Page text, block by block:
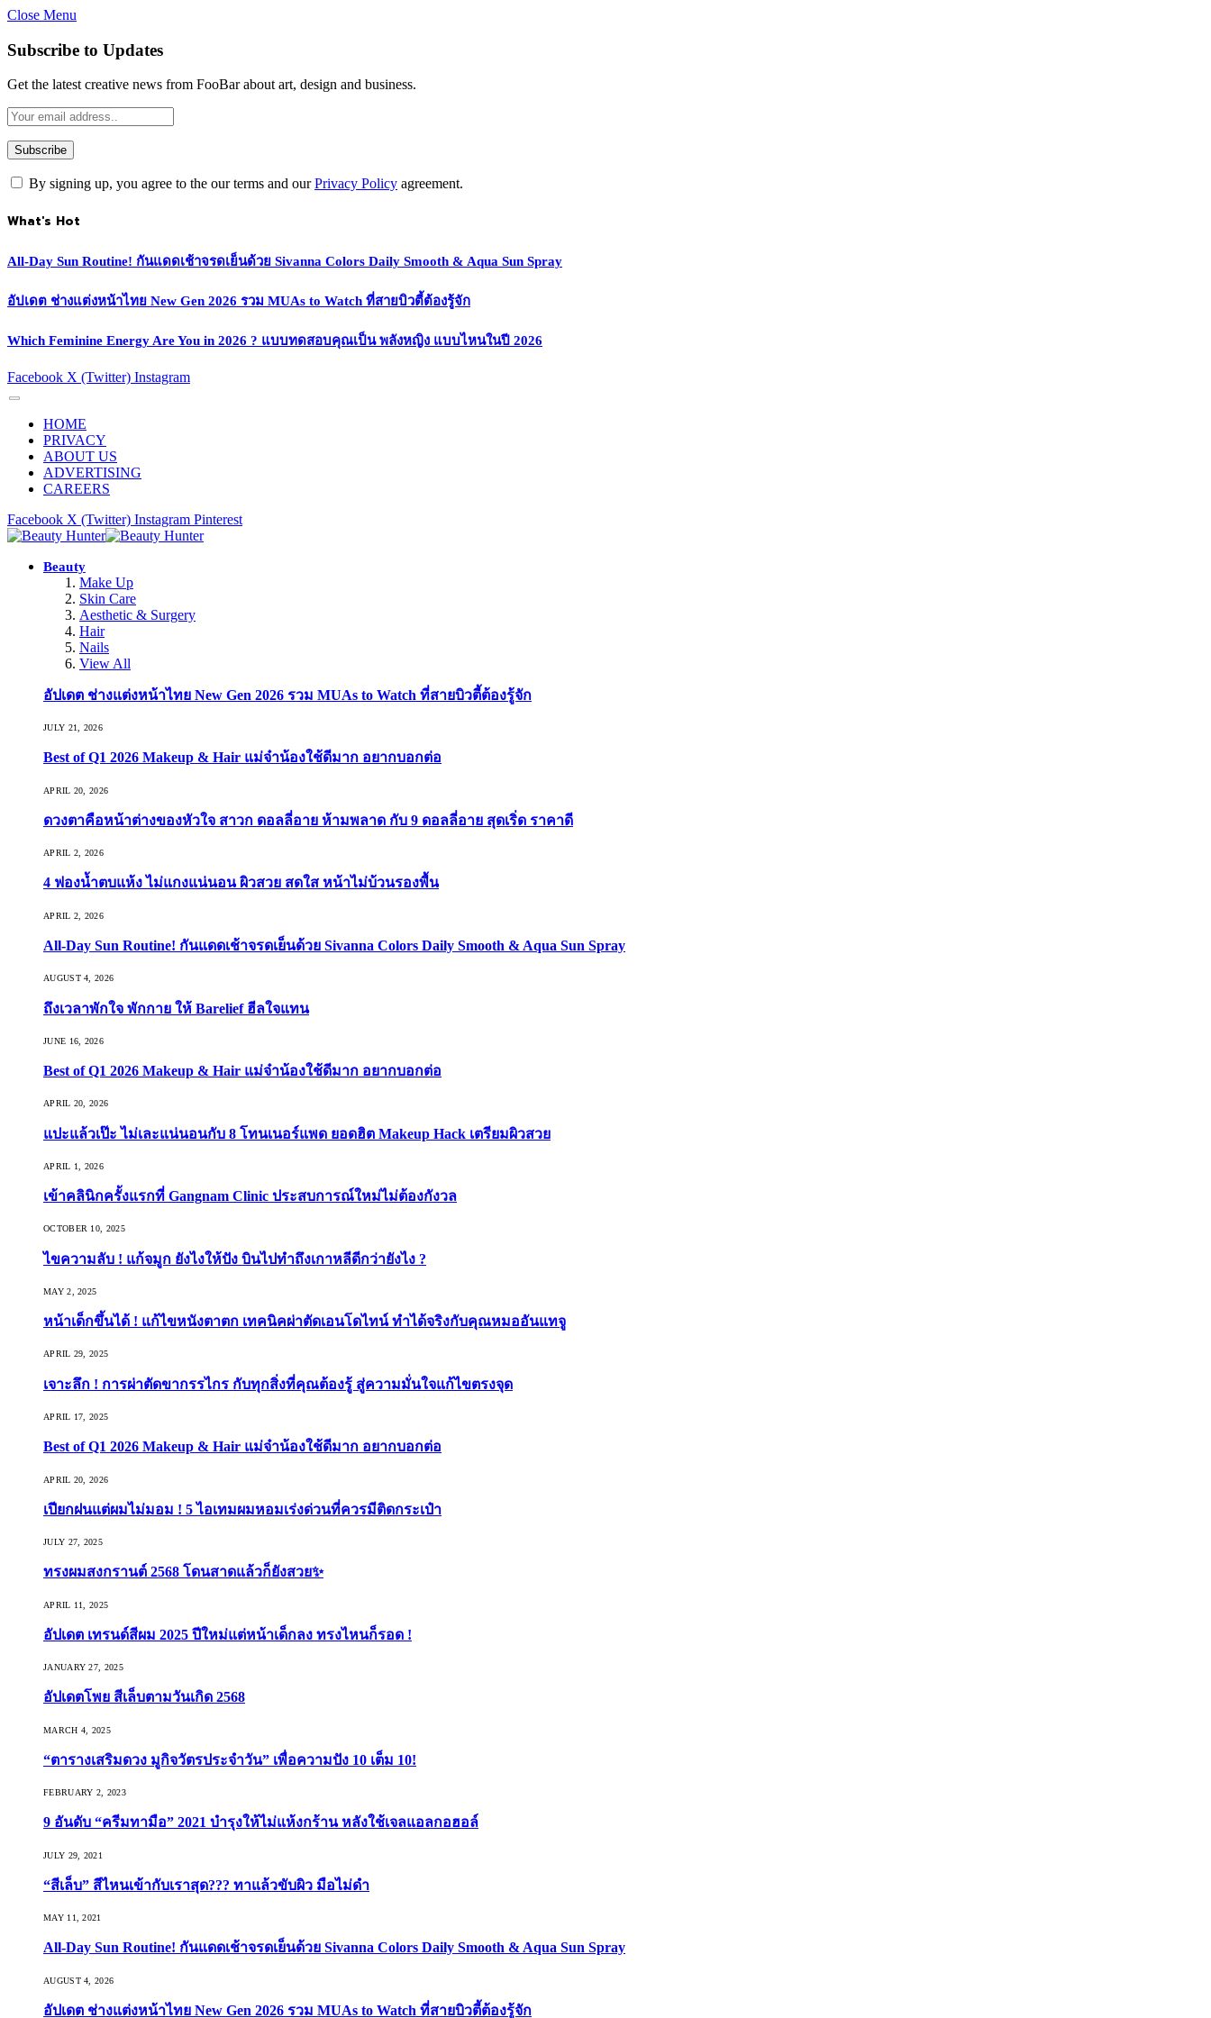
Close Menu
Subscribe to Updates
Get the latest creative news from FooBar about art, design and business.
By signing up, you agree to the our terms and ourPrivacy Policy agreement.
What's Hot
All-Day Sun Routine! กันแดดเช้าจรดเย็นด้วย Sivanna Colors Daily Smooth & Aqua Sun Spray
อัปเดต ช่างแต่งหน้าไทย New Gen 2026 รวม MUAs to Watch ที่สายบิวตี้ต้องรู้จัก
Which Feminine Energy Are You in 2026 ? แบบทดสอบคุณเป็น พลังหญิง แบบไหนในปี 2026
Facebook X (Twitter) Instagram
HOME
PRIVACY
ABOUT US
ADVERTISING
CAREERS
Facebook X (Twitter) Instagram Pinterest
Beauty
Make Up
Skin Care
Aesthetic & Surgery
Hair
Nails
View All
อัปเดต ช่างแต่งหน้าไทย New Gen 2026 รวม MUAs to Watch ที่สายบิวตี้ต้องรู้จัก
JULY 21, 2026
Best of Q1 2026 Makeup & Hair แม่จ๋าน้องใช้ดีมาก อยากบอกต่อ
APRIL 20, 2026
ดวงตาคือหน้าต่างของหัวใจ สาวก ดอลลี่อาย ห้ามพลาด กับ 9 ดอลลี่อาย สุดเริ่ด ราคาดี
APRIL 2, 2026
4 ฟองน้ำตบแห้ง ไม่แกงแน่นอน ผิวสวย สดใส หน้าไม่บ้วนรองพื้น
APRIL 2, 2026
All-Day Sun Routine! กันแดดเช้าจรดเย็นด้วย Sivanna Colors Daily Smooth & Aqua Sun Spray
AUGUST 4, 2026
ถึงเวลาพักใจ พักกาย ให้ Barelief ฮีลใจแทน
JUNE 16, 2026
Best of Q1 2026 Makeup & Hair แม่จ๋าน้องใช้ดีมาก อยากบอกต่อ
APRIL 20, 2026
แปะแล้วเป๊ะ ไม่เละแน่นอนกับ 8 โทนเนอร์แพด ยอดฮิต Makeup Hack เตรียมผิวสวย
APRIL 1, 2026
เข้าคลินิกครั้งแรกที่ Gangnam Clinic ประสบการณ์ใหม่ไม่ต้องกังวล
OCTOBER 10, 2025
ไขความลับ ! แก้จมูก ยังไงให้ปัง บินไปทำถึงเกาหลีดีกว่ายังไง ?
MAY 2, 2025
หน้าเด็กขึ้นได้ ! แก้ไขหนังตาตก เทคนิคผ่าตัดเอนโดไทน์ ทำได้จริงกับคุณหมออันแทจู
APRIL 29, 2025
เจาะลึก ! การผ่าตัดขากรรไกร กับทุกสิ่งที่คุณต้องรู้ สู่ความมั่นใจแก้ไขตรงจุด
APRIL 17, 2025
Best of Q1 2026 Makeup & Hair แม่จ๋าน้องใช้ดีมาก อยากบอกต่อ
APRIL 20, 2026
เปียกฝนแต่ผมไม่มอม ! 5 ไอเทมผมหอมเร่งด่วนที่ควรมีติดกระเป๋า
JULY 27, 2025
ทรงผมสงกรานต์ 2568 โดนสาดแล้วก็ยังสวย✨
APRIL 11, 2025
อัปเดต เทรนด์สีผม 2025 ปีใหม่แต่หน้าเด็กลง ทรงไหนก็รอด !
JANUARY 27, 2025
อัปเดตโพย สีเล็บตามวันเกิด 2568
MARCH 4, 2025
“ตารางเสริมดวง มูกิจวัตรประจำวัน” เพื่อความปัง 10 เต็ม 10!
FEBRUARY 2, 2023
9 อันดับ “ครีมทามือ” 2021 บำรุงให้ไม่แห้งกร้าน หลังใช้เจลแอลกอฮอล์
JULY 29, 2021
“สีเล็บ” สีไหนเข้ากับเราสุด??? ทาแล้วขับผิว มือไม่ดำ
MAY 11, 2021
All-Day Sun Routine! กันแดดเช้าจรดเย็นด้วย Sivanna Colors Daily Smooth & Aqua Sun Spray
AUGUST 4, 2026
อัปเดต ช่างแต่งหน้าไทย New Gen 2026 รวม MUAs to Watch ที่สายบิวตี้ต้องรู้จัก